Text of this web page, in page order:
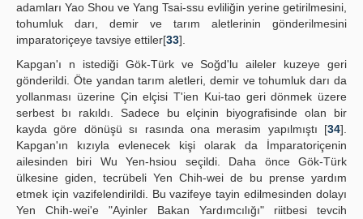
adamları Yao Shou ve Yang Tsai-ssu evliliğin yerine getirilmesini,
tohumluk darı, demir ve tarım aletlerinin gönderilmesini
imparatoriçeye tavsiye ettiler[33].
Kapgan'ı n istediği Gök-Türk ve Soğd'lu aileler kuzeye geri
gönderildi. Öte yandan tarım aletleri, demir ve tohumluk darı da
yollanması üzerine Çin elçisi T'ien Kui-tao geri dönmek üzere
serbest bı rakıldı. Sadece bu elçinin biyografisinde olan bir
kayda göre dönüşü sı rasında ona merasim yapılmıştı [34].
Kapgan'ın kızıyla evlenecek kişi olarak da İmparatoriçenin
ailesinden biri Wu Yen-hsiou seçildi. Daha önce Gök-Türk
ülkesine giden, tecrübeli Yen Chih-wei de bu prense yardım
etmek için vazifelendirildi. Bu vazifeye tayin edilmesinden dolayı
Yen Chih-wei'e "Ayinler Bakan Yardımcılığı" riitbesi tevcih